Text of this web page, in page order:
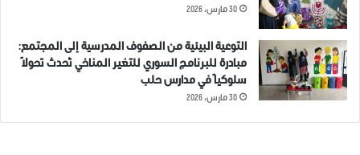
30 مارس، 2026
التوعية البيئية من الصفوف المدرسية إلى المجتمع:
مبادرة للبرنامج السوري للتغير المناخي تُحدث تحولاً
سلوكياً في مدارس حلب
30 مارس، 2026